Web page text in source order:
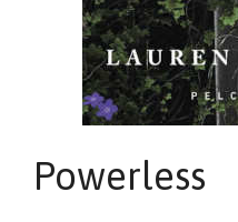
Powerless